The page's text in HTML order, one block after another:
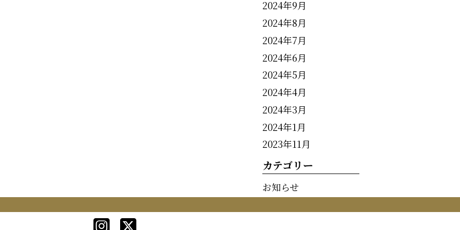
2024年9月
2024年8月
2024年7月
2024年6月
2024年5月
2024年4月
2024年3月
2024年1月
2023年11月
カテゴリー
お知らせ